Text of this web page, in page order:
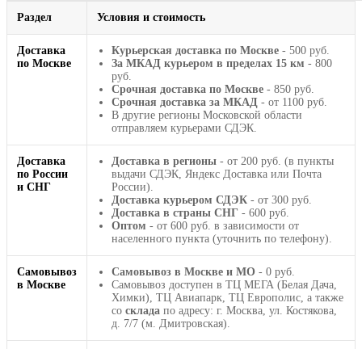
Раздел Условия и стоимость
Доставка
по Москве
Курьерская доставка по Москве - 500 руб.
За МКАД курьером в пределах 15 км - 800
руб.
Срочная доставка по Москве - 850 руб.
Срочная доставка за МКАД - от 1100 руб.
В другие регионы Московской области
отправляем курьерами СДЭК.
Доставка
по России
и СНГ
Доставка в регионы - от 200 руб. (в пункты
выдачи СДЭК, Яндекс Доставка или Почта
России).
Доставка курьером СДЭК - от 300 руб.
Доставка в страны СНГ - 600 руб.
Оптом - от 600 руб. в зависимости от
населенного пункта (уточнить по телефону).
Самовывоз
в Москве
Самовывоз в Москве и МО - 0 руб.
Самовывоз доступен в ТЦ МЕГА (Белая Дача,
Химки), ТЦ Авиапарк, ТЦ Европолис, а также
со склада по адресу: г. Москва, ул. Костякова,
д. 7/7 (м. Дмитровская).